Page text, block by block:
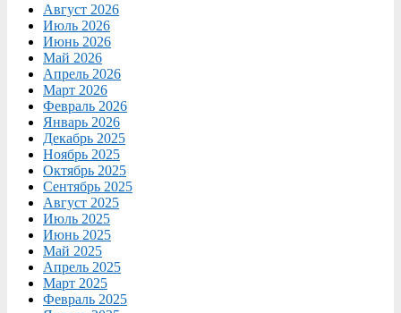
Август 2026
Июль 2026
Июнь 2026
Май 2026
Апрель 2026
Март 2026
Февраль 2026
Январь 2026
Декабрь 2025
Ноябрь 2025
Октябрь 2025
Сентябрь 2025
Август 2025
Июль 2025
Июнь 2025
Май 2025
Апрель 2025
Март 2025
Февраль 2025